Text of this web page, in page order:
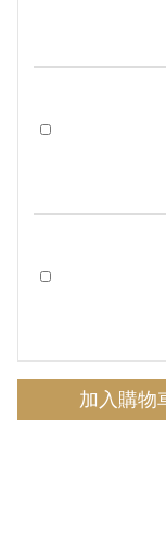
加入購物